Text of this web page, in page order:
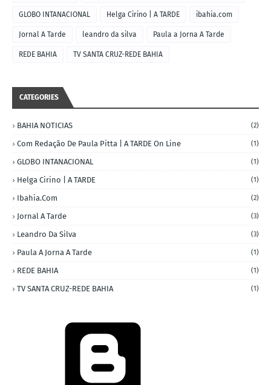
GLOBO INTANACIONAL Helga Cirino | A TARDE ibahia.com
Jornal A Tarde leandro da silva Paula a Jorna A Tarde
REDE BAHIA TV SANTA CRUZ-REDE BAHIA
CATEGORIES
BAHIA NOTICIAS (2)
Com Redação De Paula Pitta | A TARDE On Line (1)
GLOBO INTANACIONAL (1)
Helga Cirino | A TARDE (1)
Ibahia.com (2)
Jornal A Tarde (3)
Leandro Da Silva (3)
Paula A Jorna A Tarde (1)
REDE BAHIA (1)
TV SANTA CRUZ-REDE BAHIA (1)